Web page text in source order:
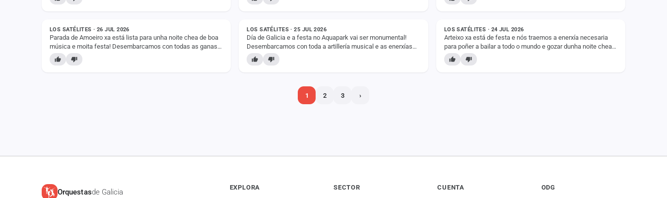
LOS SATÉLITES · 26 JUL 2026
Parada de Amoeiro xa está lista para unha noite chea de boa
música e moita festa! Desembarcamos con todas as ganas
do mundo de poñervos a bailar e facervos…
LOS SATÉLITES · 25 JUL 2026
Día de Galicia e a festa no Aquapark vai ser monumental!
Desembarcamos con toda a artillería musical e as enerxías
ao máximo para facervos vivir un fin de…
LOS SATÉLITES · 24 JUL 2026
Arteixo xa está de festa e nós traemos a enerxía necesaria
para poñer a bailar a todo o mundo e gozar dunha noite chea
de boa música. ⏰ A festa comeza ás 22:00…
1 2 3 ›
Orquestasde Galicia EXPLORA SECTOR CUENTA ODG